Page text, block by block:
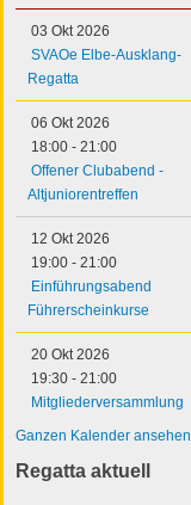
03 Okt 2026
SVAOe Elbe-Ausklang-
Regatta
06 Okt 2026
18:00 - 21:00
Offener Clubabend -
Altjuniorentreffen
12 Okt 2026
19:00 - 21:00
Einführungsabend
Führerscheinkurse
20 Okt 2026
19:30 - 21:00
Mitgliederversammlung
Ganzen Kalender ansehen
Regatta aktuell